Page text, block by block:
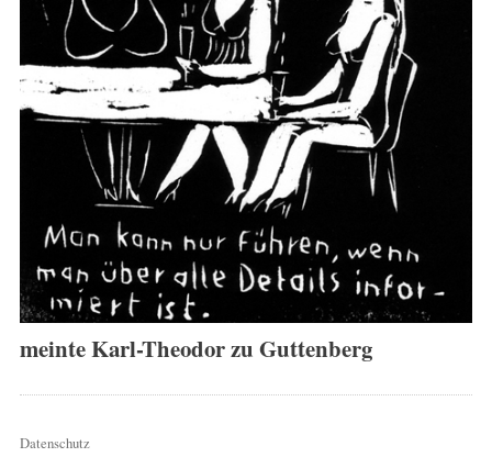
meinte Karl-Theodor zu Guttenberg
Datenschutz